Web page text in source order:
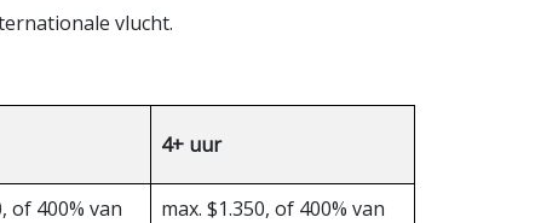
vlucht.
4+ uur
of 400% van
max. $1.350, of 400% van